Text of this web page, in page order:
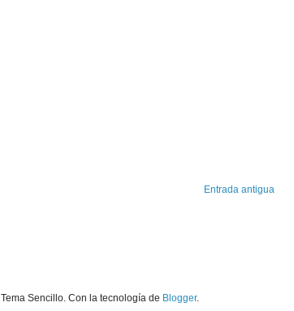
Entrada antigua
Tema Sencillo. Con la tecnología de Blogger.